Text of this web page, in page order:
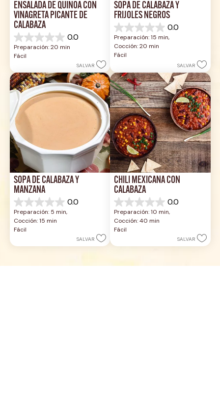
ENSALADA DE QUINOA CON
VINAGRETA PICANTE DE
CALABAZA
0.0
0.0
de
5
Preparación: 20 min
Fácil
SALVAR
SOPA DE CALABAZA Y
FRIJOLES NEGROS
0.0
0.0
de
5
estrellas.
Preparación: 15 min,
Cocción: 20 min
Fácil
SALVAR
SOPA DE CALABAZA Y
MANZANA
0.0
0.0
de
5
estrellas.
Preparación: 5 min,
Cocción: 15 min
Fácil
SALVAR
CHILI MEXICANA CON
CALABAZA
0.0
0.0
de
5
estrellas.
Preparación: 10 min,
Cocción: 40 min
Fácil
SALVAR